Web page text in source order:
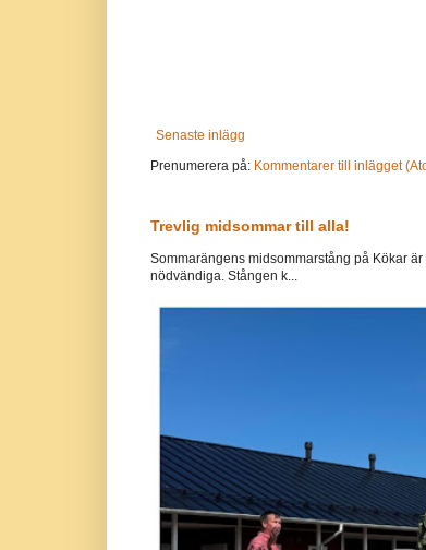
Senaste inlägg
Prenumerera på: Kommentarer till inlägget
Trevlig midsommar till alla!
Sommarängens midsommarstång på Kökar
nödvändiga. Stången k...